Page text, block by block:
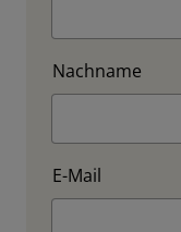
Nachname
E-Mail